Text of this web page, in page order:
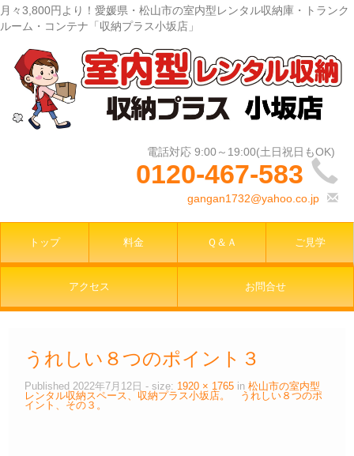
月々3,800円より！愛媛県・松山市の室内型レンタル収納庫・トランク
ルーム・コンテナ「収納プラス小坂店」
0120-467-583
gangan1732@yahoo.co.jp
トップ 料金 Ｑ＆Ａ ご見学
アクセス お問合せ
うれしい８つのポイント３
Published 2022年7月12日 - size: 1920 × 1765 in 松山市の室内型
レンタル収納スペース、収納プラス小坂店。 うれしい８つのポ
イント、その３。